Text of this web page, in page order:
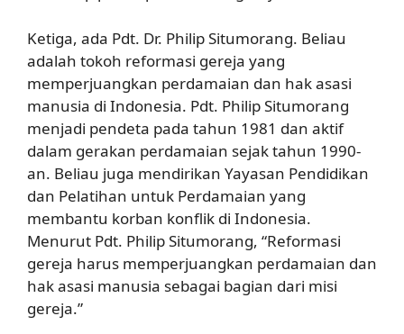
Ketiga, ada Pdt. Dr. Philip Situmorang. Beliau
adalah tokoh reformasi gereja yang
memperjuangkan perdamaian dan hak asasi
manusia di Indonesia. Pdt. Philip Situmorang
menjadi pendeta pada tahun 1981 dan aktif
dalam gerakan perdamaian sejak tahun 1990-
an. Beliau juga mendirikan Yayasan Pendidikan
dan Pelatihan untuk Perdamaian yang
membantu korban konflik di Indonesia.
Menurut Pdt. Philip Situmorang, “Reformasi
gereja harus memperjuangkan perdamaian dan
hak asasi manusia sebagai bagian dari misi
gereja.”